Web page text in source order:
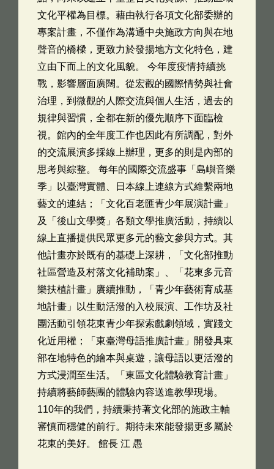
文化平權為目標。藉由執行各項文化部委辦的
專案計畫，不僅作為溝通中央施政方向與在地
聲音的橋樑，更致力於發揚地方文化特色，建
立由下而上的文化風貌。 今年度疫情持續挑
戰，影響層面廣闊。從宏觀的國際情勢與社會
治理，到微觀的人際交流與個人生活，過去的
規律與習慣，全都在新的優先順序下面臨檢
視。館內的全年度工作也因此有所調配，對外
的交流展演多採線上辦理，更多的則是內部的
思考與綜整。 每年的國際交流盛事「島嶼音樂
季」以臺灣實體、日本線上連線方式維繫兩地
藝文的連結；「文化百老匯青少年展演計畫」
及「後山文學獎」各類文學推廣活動，持續以
線上直播提供民眾更多元的藝文參與方式。其
他計畫亦於既有的基礎上深耕，「文化部推動
社區營造及村落文化補助案」、「花東多元音
樂扶植計畫」賡續推動，「青少年藝術育成基
地計畫」以生動活潑的入校展演、工作坊及社
團活動引領花東青少年探索戲劇領域，實踐文
化近用權；「東臺灣母語推廣計畫」開發具東
部在地特色的繪本與桌遊，讓母語以更活潑的
方式浸潤至生活。「東區文化體驗教育計畫」
持續將藝師藝團的體驗內容送進教學現場。
110年的我們，持續秉持著文化部的施政主軸
審慎而穩健的前行。期待未來能發揚更多屬於
花東的美好。 館長 江 愚